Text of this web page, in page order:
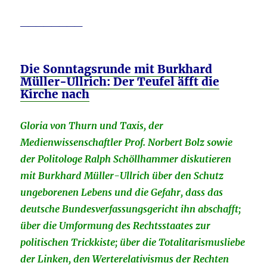
Die Sonntagsrunde mit Burkhard
Müller-Ullrich: Der Teufel äfft die
Kirche nach
Gloria von Thurn und Taxis, der
Medienwissenschaftler Prof. Norbert Bolz sowie
der Politologe Ralph Schöllhammer diskutieren
mit Burkhard Müller-Ullrich über den Schutz
ungeborenen Lebens und die Gefahr, dass das
deutsche Bundesverfassungsgericht ihn abschafft;
über die Umformung des Rechtsstaates zur
politischen Trickkiste; über die Totalitarismusliebe
der Linken, den Werterelativismus der Rechten